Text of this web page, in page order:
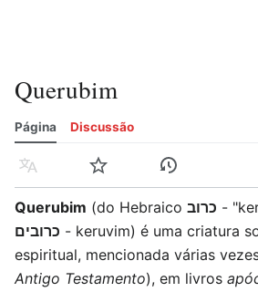
Querubim
Página Discussão
Idioma Vigiar Histórico
Querubim (do Hebraico כרוב -
כרובים - keruvim) é uma criatura
espiritual, mencionada várias
Antigo Testamento), em livros